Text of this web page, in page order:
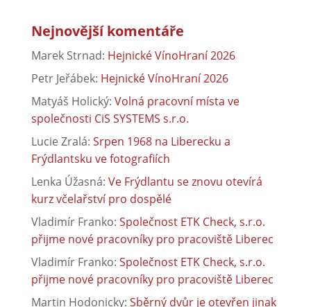
Nejnovější komentáře
Marek Strnad: Hejnické VínoHraní 2026
Petr Jeřábek: Hejnické VínoHraní 2026
Matyáš Holický: Volná pracovní místa ve
společnosti CiS SYSTEMS s.r.o.
Lucie Zralá: Srpen 1968 na Liberecku a
Frýdlantsku ve fotografiích
Lenka Úžasná: Ve Frýdlantu se znovu otevírá
kurz včelařství pro dospělé
Vladimír Franko: Společnost ETK Check, s.r.o.
přijme nové pracovníky pro pracoviště Liberec
Vladimír Franko: Společnost ETK Check, s.r.o.
přijme nové pracovníky pro pracoviště Liberec
Martin Hodonicky: Sběrný dvůr je otevřen jinak